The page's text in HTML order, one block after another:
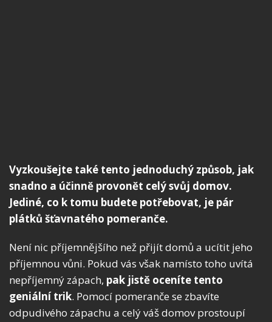
Vyzkoušejte také tento jednoduchý způsob, jak
snadno a účinně provonět celý svůj domov.
Jediné, co k tomu budete potřebovat, je pár
plátků šťavnatého pomeranče.
Není nic příjemnějšího než přijít domů a ucítit jeho
příjemnou vůni. Pokud vás však namísto toho uvítá
nepříjemný zápach, pak jistě oceníte tento
geniální trik. Pomocí pomeranče se zbavíte
odpudivého zápachu a celý váš domov prostoupí